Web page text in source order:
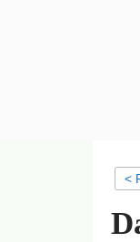
<